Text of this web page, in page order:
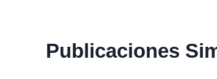
Publicaciones